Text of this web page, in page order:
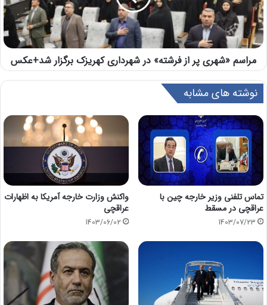
مراسم «شهری پر از فرشته» در شهرداری کهریزک برگزار شد+عکس
نوشته های مشابه
تماس تلفنى وزير خارجه چين با
عراقچى در مسقط
1403/07/23
واکنش وزارت خارجه آمریکا به اظهارات
عراقچی
1403/06/02